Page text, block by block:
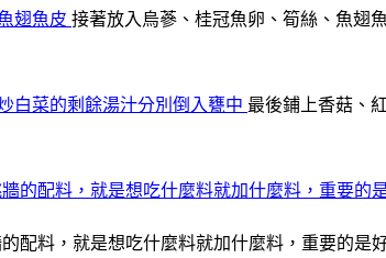
接著放入烏蔘、桂冠魚卵、筍絲、魚翅
最後鋪上香菇、
配料，就是想吃什麼料就加什麼料，重要的